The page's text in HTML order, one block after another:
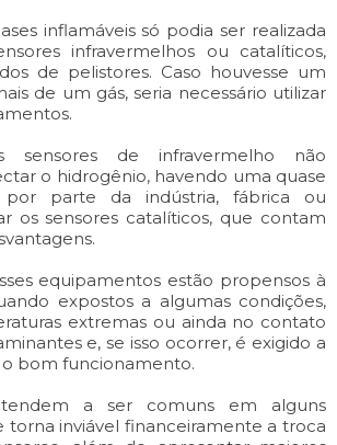
inflamáveis só podia ser realizada
infravermelhos ou catalíticos,
de pelistores. Caso houvesse um
de um gás, seria necessário utilizar
sensores de infravermelho não
o hidrogênio, havendo uma quase
por parte da indústria, fábrica ou
os sensores catalíticos, que contam
equipamentos estão propensos à
expostos a algumas condições,
extremas ou ainda no contato
e, se isso ocorrer, é exigido a
bom funcionamento.
tendem a ser comuns em alguns
torna inviável financeiramente a troca